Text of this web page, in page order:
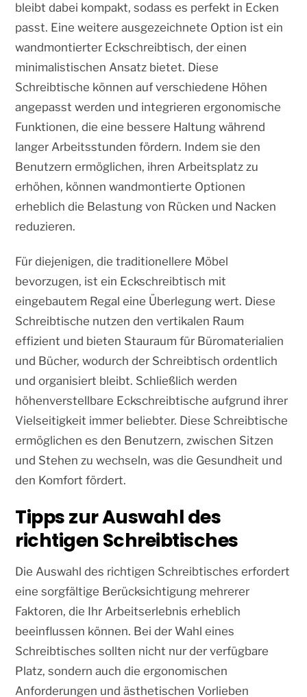
bleibt dabei kompakt, sodass es perfekt in Ecken
passt. Eine weitere ausgezeichnete Option ist ein
wandmontierter Eckschreibtisch, der einen
minimalistischen Ansatz bietet. Diese
Schreibtische können auf verschiedene Höhen
angepasst werden und integrieren ergonomische
Funktionen, die eine bessere Haltung während
langer Arbeitsstunden fördern. Indem sie den
Benutzern ermöglichen, ihren Arbeitsplatz zu
erhöhen, können wandmontierte Optionen
erheblich die Belastung von Rücken und Nacken
reduzieren.
Für diejenigen, die traditionellere Möbel
bevorzugen, ist ein Eckschreibtisch mit
eingebautem Regal eine Überlegung wert. Diese
Schreibtische nutzen den vertikalen Raum
effizient und bieten Stauraum für Büromaterialien
und Bücher, wodurch der Schreibtisch ordentlich
und organisiert bleibt. Schließlich werden
höhenverstellbare Eckschreibtische aufgrund ihrer
Vielseitigkeit immer beliebter. Diese Schreibtische
ermöglichen es den Benutzern, zwischen Sitzen
und Stehen zu wechseln, was die Gesundheit und
den Komfort fördert.
Tipps zur Auswahl des
richtigen Schreibtisches
Die Auswahl des richtigen Schreibtisches erfordert
eine sorgfältige Berücksichtigung mehrerer
Faktoren, die Ihr Arbeitserlebnis erheblich
beeinflussen können. Bei der Wahl eines
Schreibtisches sollten nicht nur der verfügbare
Platz, sondern auch die ergonomischen
Anforderungen und ästhetischen Vorlieben